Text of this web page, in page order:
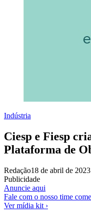
Indústria
Ciesp e Fiesp
Plataforma de
Redação18 de abril de
Publicidade
Anuncie aqui
Fale com o nosso time
Ver mídia kit ›